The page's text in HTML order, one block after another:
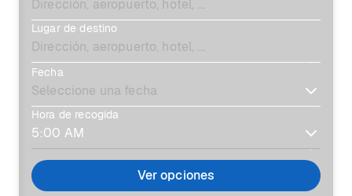
Lugar de destino
Fecha
Hora de recogida
Ver opciones